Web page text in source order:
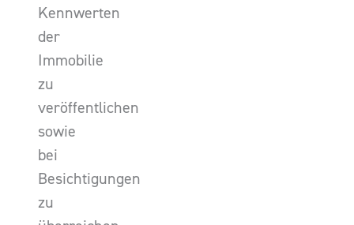
Kennwerten
der
Immobilie
zu
veröffentlichen
sowie
bei
Besichtigungen
zu